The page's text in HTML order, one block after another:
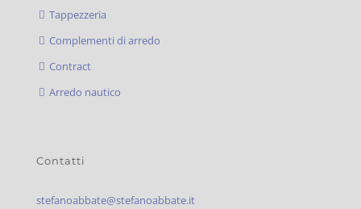
Tappezzeria
Complementi di arredo
Contract
Arredo nautico
Contatti
stefanoabbate@stefanoabbate.it